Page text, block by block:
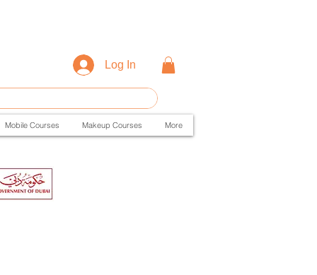
Log In
Mobile Courses Makeup Courses More